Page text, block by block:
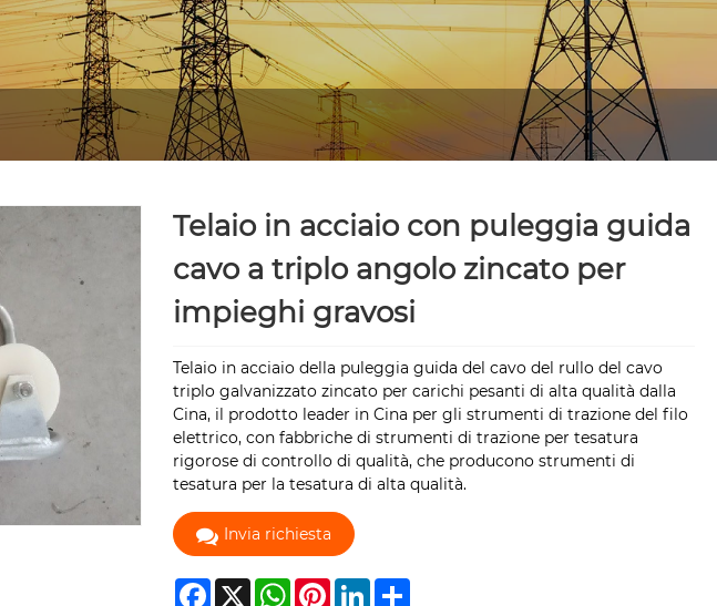
Telaio in acciaio con puleggia guida
cavo a triplo angolo zincato per
impieghi gravosi
Telaio in acciaio della puleggia guida del cavo del rullo del cavo
triplo galvanizzato zincato per carichi pesanti di alta qualità dalla
Cina, il prodotto leader in Cina per gli strumenti di trazione del filo
elettrico, con fabbriche di strumenti di trazione per tesatura
rigorose di controllo di qualità, che producono strumenti di
tesatura per la tesatura di alta qualità.
Invia richiesta
Facebook
X WhatsApp
PinterestLinkedInShare